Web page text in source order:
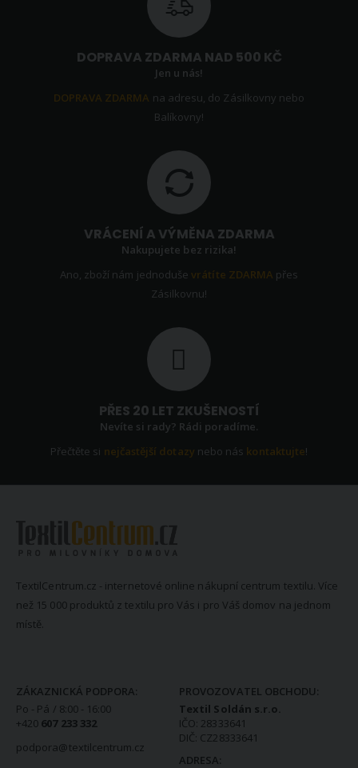
DOPRAVA ZDARMA NAD 500 KČ
Jen u nás!
DOPRAVA ZDARMA na adresu, do Zásilkovny nebo
Balíkovny!
VRÁCENÍ A VÝMĚNA ZDARMA
Nakupujete bez rizika!
Ano, zboží nám jednoduševrátíte ZDARMA přes
Zásilkovnu!
PŘES 20 LET ZKUŠENOSTÍ
Nevíte si rady? Rádi poradíme.
Přečtěte si nejčastější dotazy nebo nás kontaktujte!
TextilCentrum.cz - internetové online nákupní centrum textilu. Více
než 15 000 produktů z textilu pro Vás i pro Váš domov na jednom
místě.
ZÁKAZNICKÁ PODPORA:
Po - Pá / 8:00 - 16:00
+420 607 233 332
podpora@textilcentrum.cz
PROVOZOVATEL OBCHODU:
Textil Soldán s.r.o.
IČO: 28333641
DIČ: CZ28333641
ADRESA: